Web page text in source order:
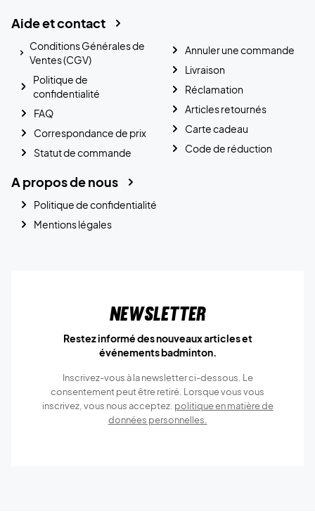
Aide et contact
Conditions Générales de
Ventes (CGV)
Politique de
confidentialité
FAQ
Correspondance de prix
Statut de commande
Annuler une commande
Livraison
Réclamation
Articles retournés
Carte cadeau
Code de réduction
A propos de nous
Politique de confidentialité
Mentions légales
Newsletter
Restez informé des nouveaux articles et
événements badminton.
Inscrivez-vous à la newsletter ci-dessous. Le
consentement peut être retiré. Lorsque vous vous
inscrivez, vous nous acceptez. politique en matière de
données personnelles.